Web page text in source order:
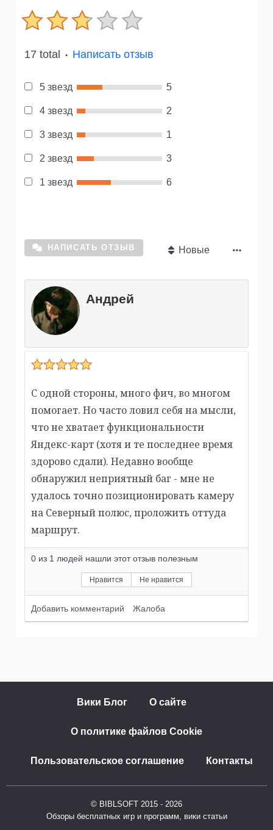
17 total ● Написать отзыв
5 звезд 5
4 звезд 2
3 звезд 1
2 звезд 3
1 звезд 6
НАПИСАТЬ ОТЗЫВ Новые
Андрей
С одной стороны, много фич, во многом
помогает. Но часто ловил себя на мысли,
что не хватает функциональности
Яндекс-карт (хотя и те последнее время
здорово сдали). Недавно вообще
обнаружил неприятный баг - мне не
удалось точно позиционировать камеру
на Северный полюс, проложить оттуда
маршрут.
0 из 1 людей нашли этот отзыв полезным
Нравится Не нравится
Добавить комментарий Жалоба
Вики Блог О сайте
О политике файлов Cookie
Пользовательское соглашение Контакты
© BIBLSOFT 2015 - 2026
Обзоры бесплатных игр и программ, вики статьи